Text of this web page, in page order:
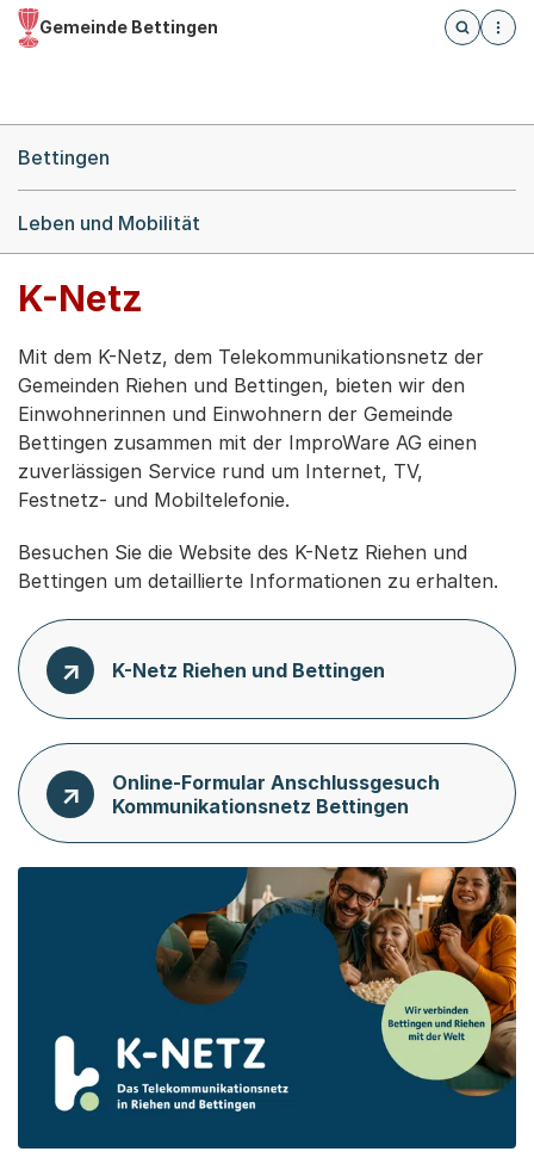
Gemeinde Bettingen Öffnet
Bettingen
Leben und Mobilität
K-Netz
Mit dem K-Netz, dem Telekommunikationsnetz der
Gemeinden Riehen und Bettingen, bieten wir den
Einwohnerinnen und Einwohnern der Gemeinde
Bettingen zusammen mit der ImproWare AG einen
zuverlässigen Service rund um Internet, TV,
Festnetz- und Mobiltelefonie.
Besuchen Sie die Website des K-Netz Riehen und
Bettingen um detaillierte Informationen zu erhalten.
K-Netz Riehen und Bettingen
Online-Formular Anschlussgesuch
Kommunikationsnetz Bettingen